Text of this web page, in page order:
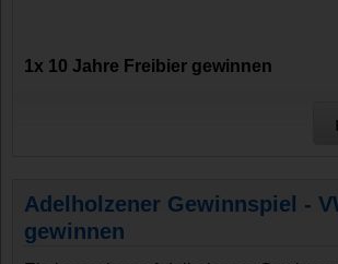
1x 10 Jahre Freibier gewinnen
Adelholzener Gewinnspiel -
gewinnen